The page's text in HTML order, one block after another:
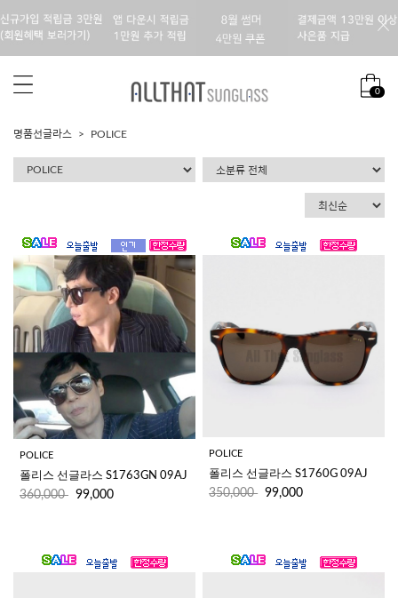
0
명품선글라스 POLICE
POLICE
폴리스 선글라스 S1763GN 09AJ
360,000 99,000
POLICE
폴리스 선글라스 S1760G 09AJ
350,000 99,000